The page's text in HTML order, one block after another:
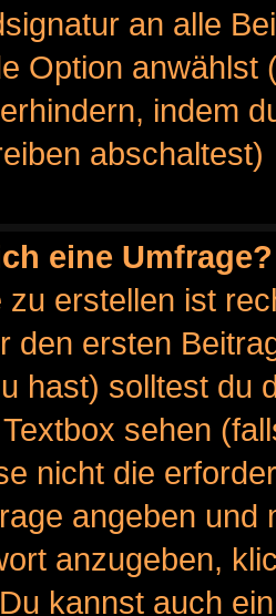
an alle
Option anwählst
indem
abschaltest)
eine Umfrage?
zu erstellen ist
den ersten
hast) solltest du
sehen
nicht die
angeben und
anzugeben,
kannst auch